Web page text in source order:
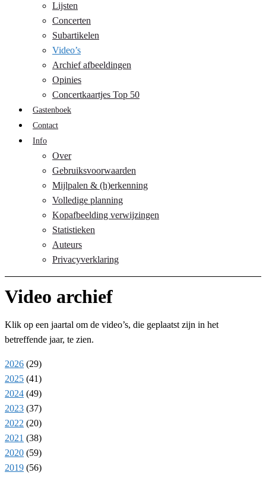
Lijsten
Concerten
Subartikelen
Video’s
Archief afbeeldingen
Opinies
Concertkaartjes Top 50
Gastenboek
Contact
Info
Over
Gebruiksvoorwaarden
Mijlpalen & (h)erkenning
Volledige planning
Kopafbeelding verwijzingen
Statistieken
Auteurs
Privacyverklaring
Video archief
Klik op een jaartal om de video’s, die geplaatst zijn in het
betreffende jaar, te zien.
2026 (29)
2025 (41)
2024 (49)
2023 (37)
2022 (20)
2021 (38)
2020 (59)
2019 (56)